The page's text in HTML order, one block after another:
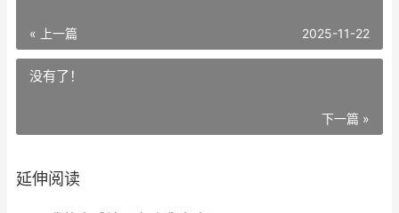
« 上一篇 2025-11-22
没有了！
下一篇 »
延伸阅读